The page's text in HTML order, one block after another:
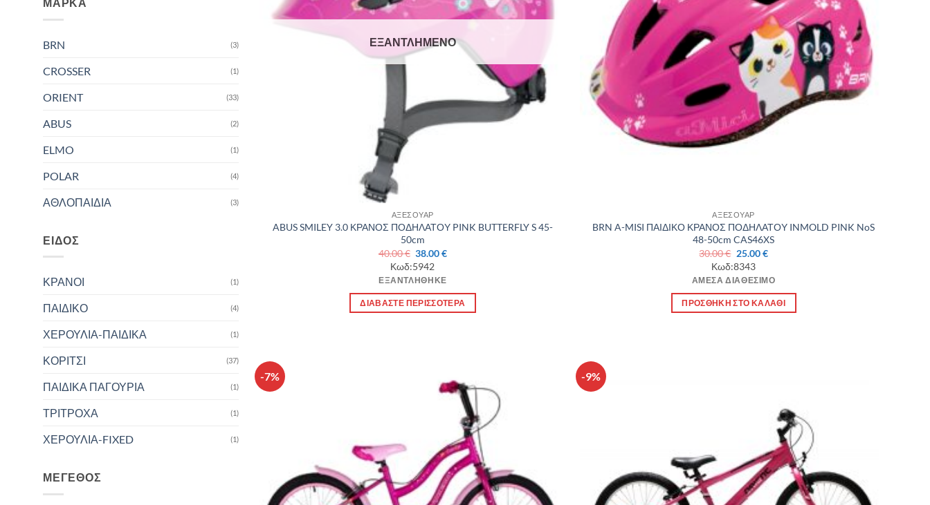
ΜΆΡΚΑ
BRN (3)
CROSSER (1)
ORIENT (33)
ABUS (2)
ELMO (1)
POLAR (4)
ΑΘΛΟΠΑΙΔΙΑ (3)
ΕΊΔΟΣ
ΚΡΑΝΟΙ (1)
ΠΑΙΔΙΚΟ (4)
ΧΕΡΟΥΛΙΑ-ΠΑΙΔΙΚΑ (1)
ΚΟΡΙΤΣΙ (37)
ΠΑΙΔΙΚΑ ΠΑΓΟΥΡΙΑ (1)
ΤΡΙΤΡΟΧΑ (1)
ΧΕΡΟΥΛΙΑ-FIXED (1)
ΜΈΓΕΘΟΣ
ΕΞΑΝΤΛΗΜΈΝΟ
ΑΞΕΣΟΥΑΡ
ABUS SMILEY 3.0 ΚΡΑΝΟΣ ΠΟΔΗΛΑΤΟΥ PINK BUTTERFLY S 45-
50cm
40.00€ Original
price
was:
40.00 €.
38.00€Η
38.00 €.
Κωδ:5942
ΕΞΑΝΤΛΉΘΗΚΕ
ΔΙΑΒΆΣΤΕ ΠΕΡΙΣΣΌΤΕΡΑ
ΑΞΕΣΟΥΑΡ
BRN A-MISI ΠΑΙΔΙΚΟ ΚΡΑΝΟΣ ΠΟΔΗΛΑΤΟΥ INMOLD PINK NoS
48-50cm CAS46XS
30.00€ Original
price
was:
30.00 €.
25.00€Η
είναι:
25.00 €.
Κωδ:8343
ΆΜΕΣΑ ΔΙΑΘΈΣΙΜΟ
ΠΡΟΣΘΉΚΗ ΣΤΟ ΚΑΛΆΘΙ
-7% -9%